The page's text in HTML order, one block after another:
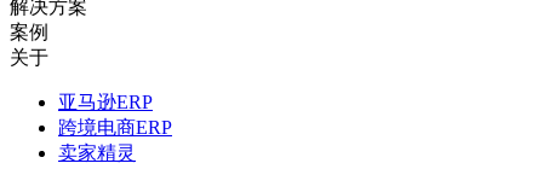
解决方案
案例
关于
亚马逊ERP
跨境电商ERP
卖家精灵